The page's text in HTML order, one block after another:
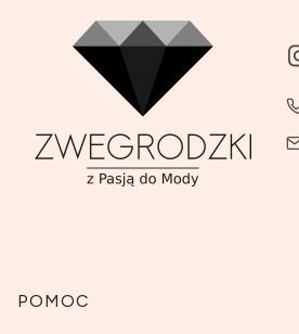
Linki w stopce
POMOC